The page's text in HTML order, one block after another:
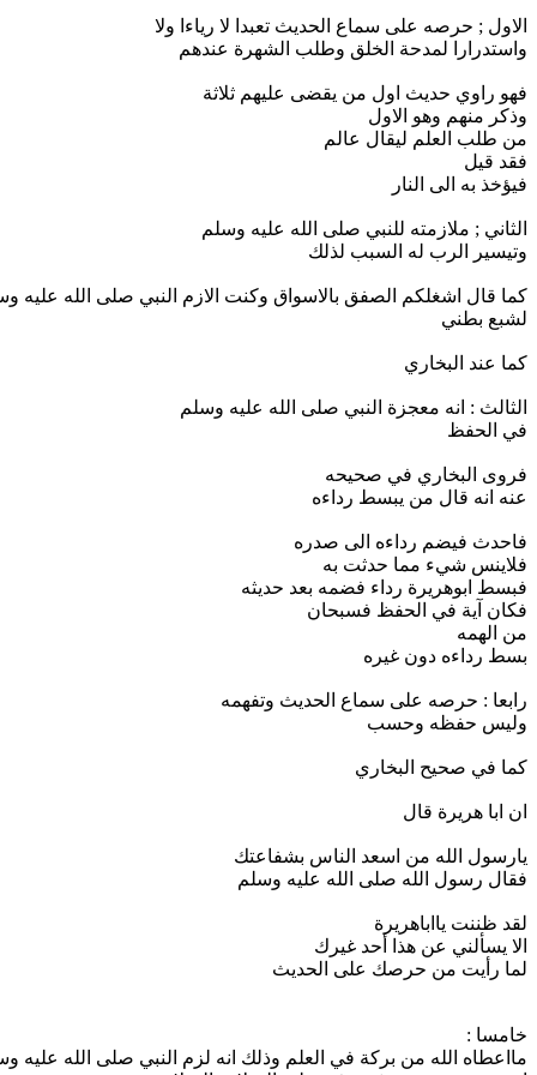
الاول ; حرصه على سماع الحديث تعبدا لا رياءا ولا
واستدرارا لمدحة الخلق وطلب الشهرة عندهم
فهو راوي حديث اول من يقضى عليهم ثلاثة
وذكر منهم وهو الاول
من طلب العلم ليقال عالم
فقد قيل
فيؤخذ به الى النار
الثاني ; ملازمته للنبي صلى الله عليه وسلم
وتيسير الرب له السبب لذلك
كما قال اشغلكم الصفق بالاسواق وكنت الازم النبي صلى الله عليه
لشبع بطني
كما عند البخاري
الثالث : انه معجزة النبي صلى الله عليه وسلم
في الحفظ
فروى البخاري في صحيحه
عنه انه قال من يبسط رداءه
فاحدث فيضم رداءه الى صدره
فلاينس شيء مما حدثت به
فبسط ابوهريرة رداء فضمه بعد حديثه
فكان آية في الحفظ فسبحان
من الهمه
بسط رداءه دون غيره
رابعا : حرصه على سماع الحديث وتفهمه
وليس حفظه وحسب
كما في صحيح البخاري
ان ابا هريرة قال
يارسول الله من اسعد الناس بشفاعتك
فقال رسول الله صلى الله عليه وسلم
لقد ظننت يااباهريرة
الا يسألني عن هذا أحد غيرك
لما رأيت من حرصك على الحديث
خامسا :
مااعطاه الله من بركة في العلم وذلك انه لزم النبي صلى الله عليه